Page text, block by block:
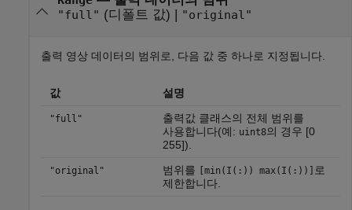
"full" (디폴트 값) | "original"
출력 영상 데이터의 범위로, 다음 값 중 하나로 지정됩니다.
값 설명
"full"
출력값 클래스의 전체 범위를
사용합니다(예: uint8의 경우 [0
255]).
"original" 범위를 [min(I(:)) max(I(:))]
로
제한합니다.